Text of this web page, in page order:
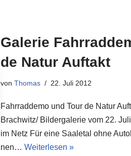
Gale­rie
de Natur Auftakt
vonThomas 22. Juli 2012
Fahr­rad­de­mo und Tour de Natur
Brachwitz/​​ Bil­der­ga­le­rie vom 22.
im Netz Für eine Saa­le­tal ohne
nen…Wei­ter­le­sen »